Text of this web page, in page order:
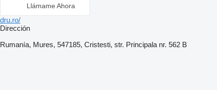
Llámame Ahora
dru.ro/
Dirección
Rumanía, Mures, 547185, Cristesti, str. Principala nr. 562 B